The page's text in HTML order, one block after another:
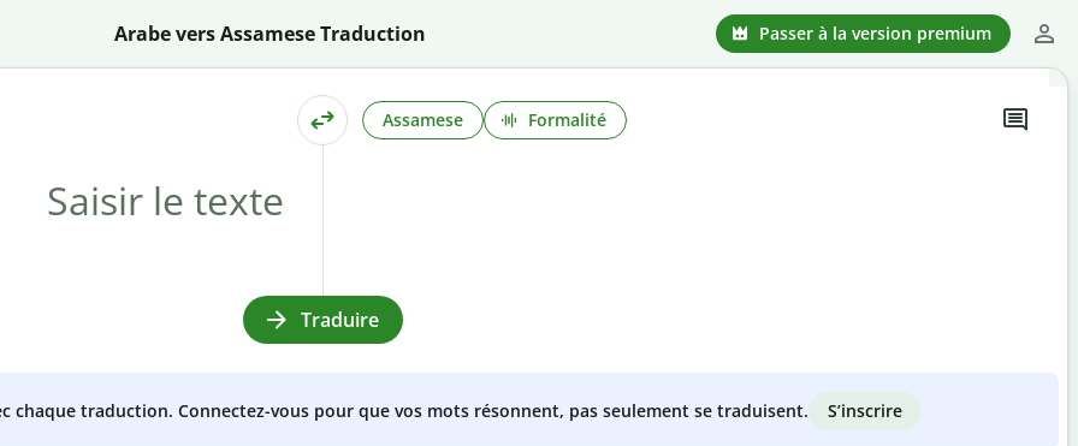
Arabe vers Assamese Traduction Passer à la version premium
Assamese Formalité
Traduire
chaque traduction. Connectez-vous pour que vos mots résonnent, pas seulement se traduisent. S’inscrire